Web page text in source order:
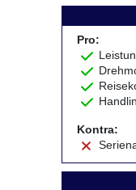
Pro:
Kontra: